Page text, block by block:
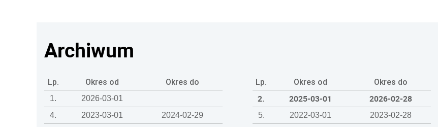
Archiwum
Lp. Okres od Okres do Lp. Okres od Okres do
1. 2026-03-01 2. 2025-03-01 2026-02-28
4.
2023-03-01 2024-02-29 5. 2022-03-01 2023-02-28